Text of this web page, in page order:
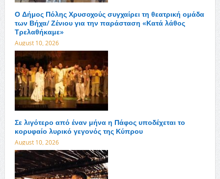
Ο Δήμος Πόλης Χρυσοχούς συγχαίρει τη θεατρική ομάδα
των Βήχα/ Ζένιου για την παράσταση «Κατά λάθος
Τρελαθήκαμε»
August 10, 2026
Σε λιγότερο από έναν μήνα η Πάφος υποδέχεται το
κορυφαίο λυρικό γεγονός της Κύπρου
August 10, 2026